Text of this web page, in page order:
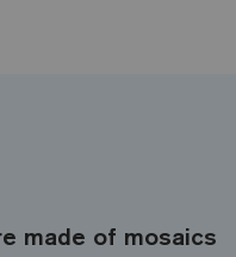
made of mosaics